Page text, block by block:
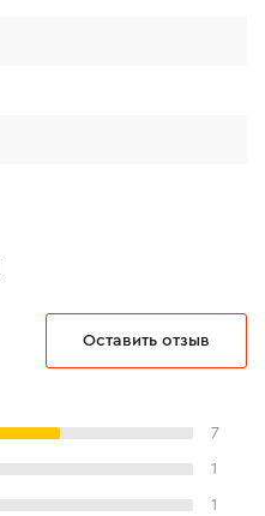
Оставить отзыв
7
1
1